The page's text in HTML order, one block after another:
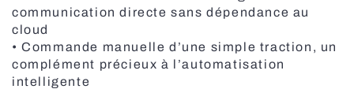
communication directe sans dépendance au
cloud
• Commande manuelle d’une simple traction, un
complément précieux à l’automatisation
intelligente